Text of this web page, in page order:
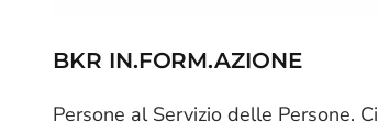
BKR IN.FORM.AZIONE
Persone al Servizio delle Persone. Ci